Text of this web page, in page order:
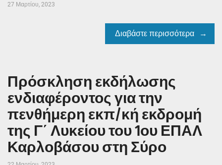
27 Μαρτίου, 2023
Διαβάστε περισσότερα
Πρόσκληση εκδήλωσης
ενδιαφέροντος για την
πενθήμερη εκπ/κή εκδρομή
της Γ΄ Λυκείου του 1ου ΕΠΑΛ
Καρλοβάσου στη Σύρο